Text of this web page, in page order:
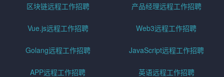
区块链远程工作招聘 产品经理远程工作招聘
Vue.js远程工作招聘 Web3远程工作招聘
Golang远程工作招聘 JavaScript远程工作招聘
APP远程工作招聘 英语远程工作招聘